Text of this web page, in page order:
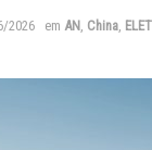
2026 em AN, China,